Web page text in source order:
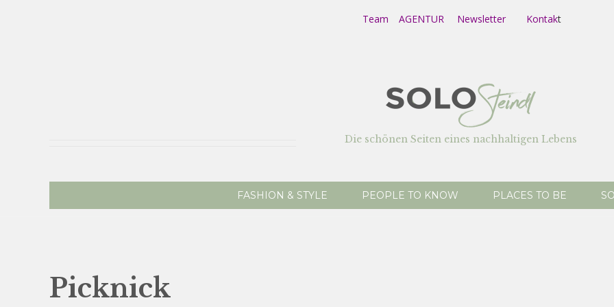
Team AGENTUR Newsletter Kontakt
Die schönen Seiten eines nachhaltigen Lebens
FASHION & STYLE PEOPLE TO KNOW PLACES TO BE
Picknick